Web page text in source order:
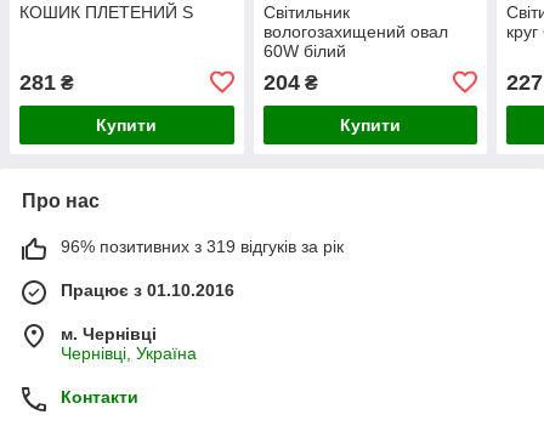
КОШИК ПЛЕТЕНИЙ S
281 ₴
Купити
Світильник
вологозахищений овал
60W білий
204₴
Купити
227
Про нас
96% позитивних з 319 відгуків за рік
Працює з 01.10.2016
м. Чернівці
Чернівці, Україна
Контакти